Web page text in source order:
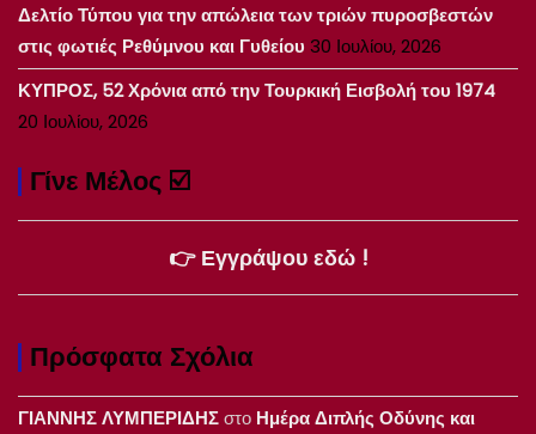
Δελτίο Τύπου για την απώλεια των τριών πυροσβεστών
στις φωτιές Ρεθύμνου και Γυθείου 30 Ιουλίου, 2026
ΚΥΠΡΟΣ, 52 Χρόνια από την Τουρκική Εισβολή του 1974
20 Ιουλίου, 2026
Γίνε Μέλος ☑️
👉 Εγγράψου εδώ !
Πρόσφατα Σχόλια
ΓΙΑΝΝΗΣ ΛΥΜΠΕΡΙΔΗΣστο Ημέρα Διπλής Οδύνης και